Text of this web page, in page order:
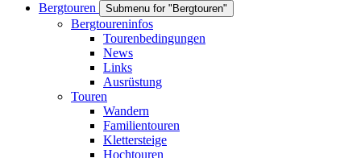
Bergtouren
Submenu for "Bergtouren"
Bergtoureninfos
Tourenbedingungen
News
Links
Ausrüstung
Touren
Wandern
Familientouren
Klettersteige
Hochtouren